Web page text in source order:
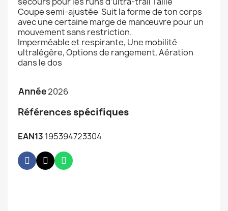
Coupe semi-ajustée Suit la forme de ton corps
avec une certaine marge de manœuvre pour un
mouvement sans restriction.
Imperméable et respirante, Une mobilité
ultralégère, Options de rangement, Aération
dans le dos
Année2026
Références spécifiques
EAN13 195394723304